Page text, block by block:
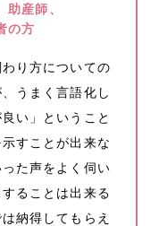
助産師、
の方
り方についての
うまく言語化し
い」ということ
すことが出来な
た声をよく伺い
ることは出来る
納得してもらえ